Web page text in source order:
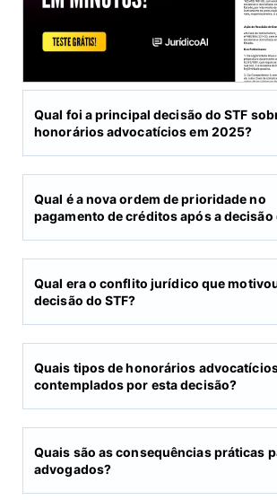
Qual foi a principal decisão do STF
honorários advocatícios em 2025?
Qual é a nova ordem de prioridade no
pagamento de créditos após a decisão
Qual era o conflito jurídico que
decisão do STF?
Quais tipos de honorários
contemplados por esta decisão?
Quais são as consequências práticas
advogados?